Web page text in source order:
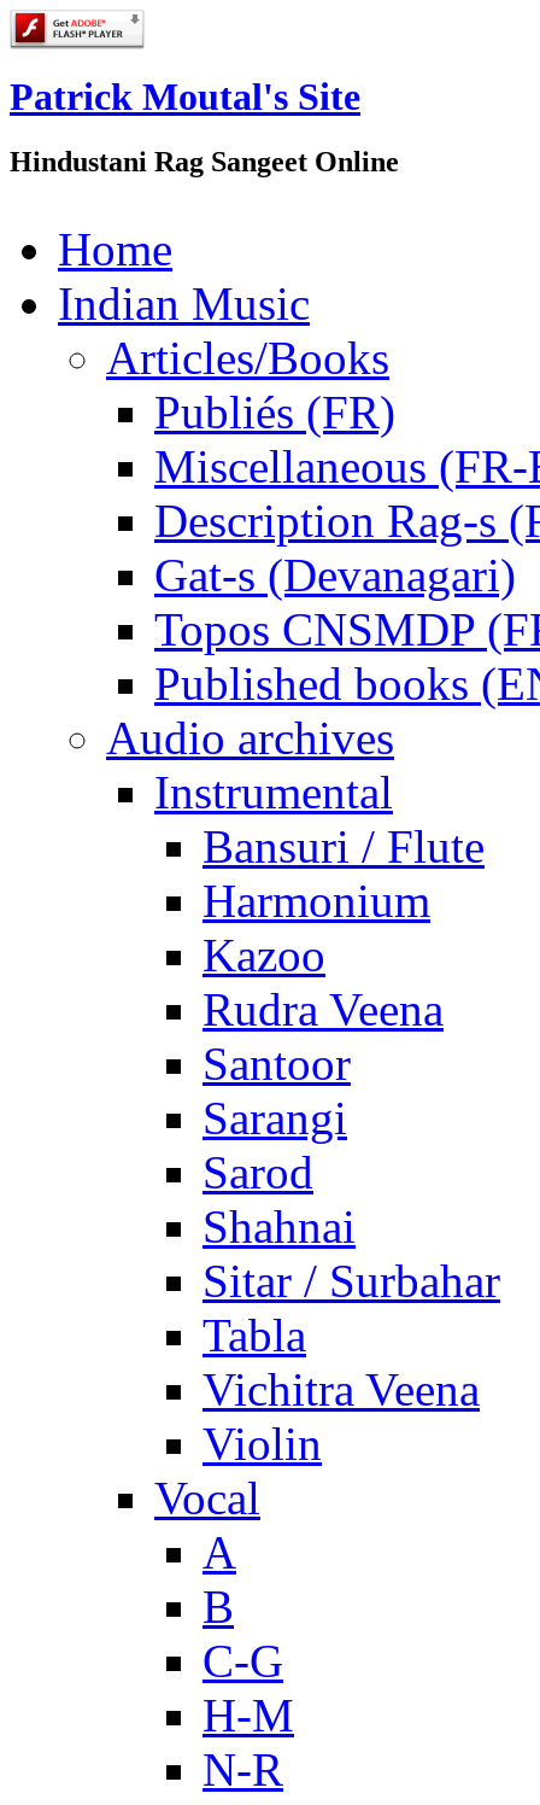
Patrick Moutal's Site
Hindustani Rag Sangeet Online
Home
Indian Music
Articles/Books
Publiés (FR)
Miscellaneous
Description Rag-s
Gat-s (Devanagari)
Topos CNSMDP
Published books
Audio archives
Instrumental
Bansuri / Flute
Harmonium
Kazoo
Rudra Veena
Santoor
Sarangi
Sarod
Shahnai
Sitar / Surbahar
Tabla
Vichitra Veena
Violin
Vocal
A
B
C-G
H-M
N-R